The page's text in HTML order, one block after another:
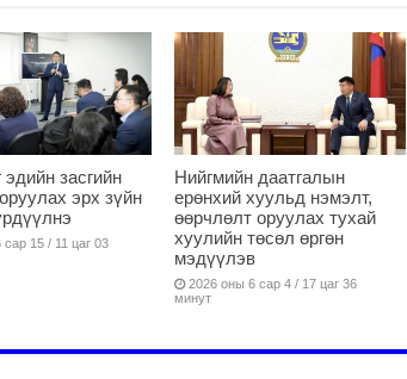
эдийн засгийн
эрх зүйн
15 / 11 цаг 03
Нийгмийн даатгалын
ерөнхий хуульд нэмэлт,
өөрчлөлт оруулах тухай
хуулийн төсөл өргөн
мэдүүлэв
2026 оны 6 сар 4 / 17 цаг 36
минут